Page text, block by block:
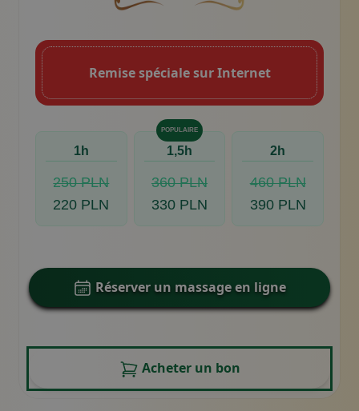
Remise spéciale sur Internet
1h
250 PLN
220 PLN
POPULAIRE
1,5h
360 PLN
330 PLN
2h
460 PLN
390 PLN
Réserver un massage en ligne
Acheter un bon